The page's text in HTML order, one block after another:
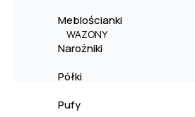
Meblościanki
Narożniki
Półki
Pufy
WAZONY